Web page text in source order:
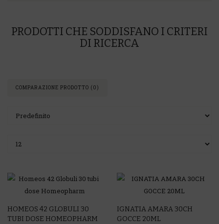
PRODOTTI CHE SODDISFANO I CRITERI
DI RICERCA
COMPARAZIONE PRODOTTO (0)
HOMEOS 42 GLOBULI 30
TUBI DOSE HOMEOPHARM
IGNATIA AMARA 30CH
GOCCE 20ML